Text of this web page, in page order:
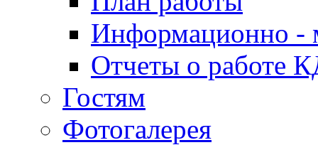
Информационно -
Отчеты о работе
Гостям
Фотогалерея